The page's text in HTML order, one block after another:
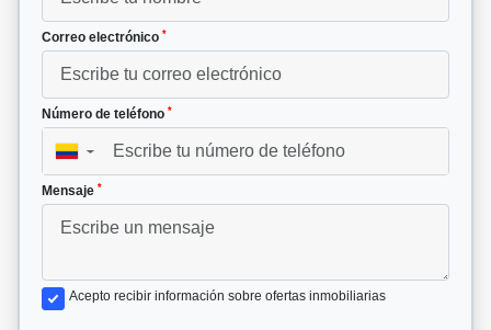
Correo electrónico *
Número de teléfono *
▼
Mensaje *
Acepto recibir información sobre ofertas inmobiliarias